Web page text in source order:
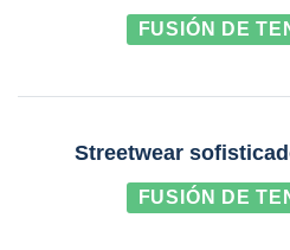
FUSIÓN DE
Streetwear
FUSIÓN DE